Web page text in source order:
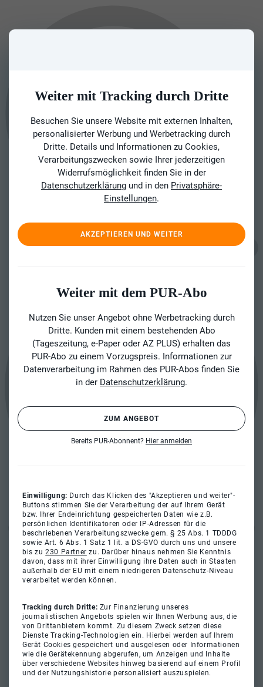
Weiter mit Tracking durch Dritte
Besuchen Sie unsere Website mit externen Inhalten,
personalisierter Werbung und Werbetracking durch
Dritte. Details und Informationen zu Cookies,
Verarbeitungszwecken sowie Ihrer jederzeitigen
Widerrufsmöglichkeit finden Sie in der
Datenschutzerklärung und in den Privatsphäre-
Einstellungen.
AKZEPTIEREN UND WEITER
Weiter mit dem PUR-Abo
Nutzen Sie unser Angebot ohne Werbetracking durch
Dritte. Kunden mit einem bestehenden Abo
(Tageszeitung, e-Paper oder AZ PLUS) erhalten das
PUR-Abo zu einem Vorzugspreis. Informationen zur
Datenverarbeitung im Rahmen des PUR-Abos finden Sie
in der Datenschutzerklärung.
ZUM ANGEBOT
Bereits PUR-Abonnent? Hier anmelden
Einwilligung: Durch das Klicken des "Akzeptieren und weiter"-
Buttons stimmen Sie der Verarbeitung der auf Ihrem Gerät
bzw. Ihrer Endeinrichtung gespeicherten Daten wie z.B.
persönlichen Identifikatoren oder IP-Adressen für die
beschriebenen Verarbeitungszwecke gem. § 25 Abs. 1 TDDDG
sowie Art. 6 Abs. 1 Satz 1 lit. a DS-GVO durch uns und unsere
bis zu230 Partner zu. Darüber hinaus nehmen Sie Kenntnis
davon, dass mit ihrer Einwilligung ihre Daten auch in Staaten
außerhalb der EU mit einem niedrigeren Datenschutz-Niveau
verarbeitet werden können.
Tracking durch Dritte: Zur Finanzierung unseres
journalistischen Angebots spielen wir Ihnen Werbung aus, die
von Drittanbietern kommt. Zu diesem Zweck setzen diese
Dienste Tracking-Technologien ein. Hierbei werden auf Ihrem
Gerät Cookies gespeichert und ausgelesen oder Informationen
wie die Gerätekennung abgerufen, um Anzeigen und Inhalte
über verschiedene Websites hinweg basierend auf einem Profil
und der Nutzungshistorie personalisiert auszuspielen.